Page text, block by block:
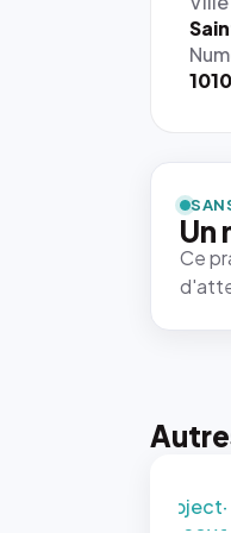
Un
Ce
rendue
`.profile-
et un
rapport
qui
juste à
photo
`object-